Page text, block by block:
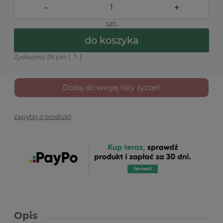
- +
szt.
do koszyka
Zyskujesz 28 pkt [ ? ]
Dodaj do swojej listy życzeń
zapytaj o produkt
Opis